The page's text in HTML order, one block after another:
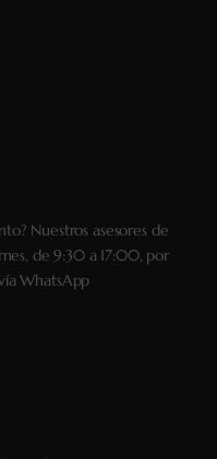
Nuestros asesores de
de 9:30 a 17:00, por
WhatsApp